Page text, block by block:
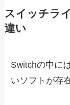
スイッチラ
違い
Switchの中に
いソフトが存